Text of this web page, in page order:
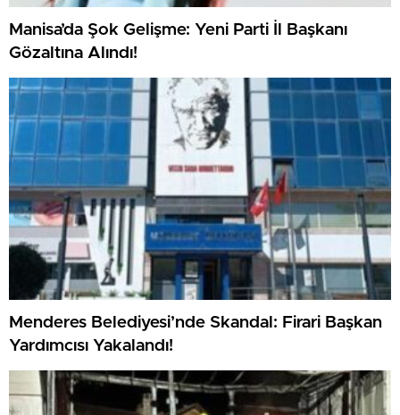
Manisa’da Şok Gelişme: Yeni Parti İl Başkanı
Gözaltına Alındı!
Menderes Belediyesi’nde Skandal: Firari Başkan
Yardımcısı Yakalandı!